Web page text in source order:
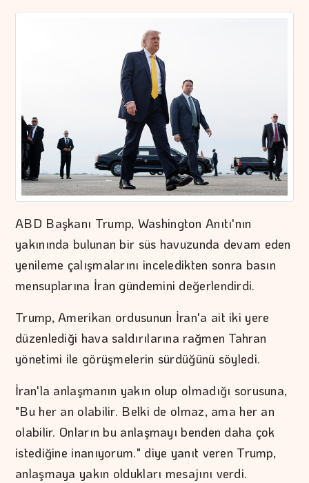
ABD Başkanı Trump, Washington Anıtı'nın
yakınında bulunan bir süs havuzunda devam eden
yenileme çalışmalarını inceledikten sonra basın
mensuplarına İran gündemini değerlendirdi.
Trump, Amerikan ordusunun İran'a ait iki yere
düzenlediği hava saldırılarına rağmen Tahran
yönetimi ile görüşmelerin sürdüğünü söyledi.
İran'la anlaşmanın yakın olup olmadığı sorusuna,
"Bu her an olabilir. Belki de olmaz, ama her an
olabilir. Onların bu anlaşmayı benden daha çok
istediğine inanıyorum." diye yanıt veren Trump,
anlaşmaya yakın oldukları mesajını verdi.